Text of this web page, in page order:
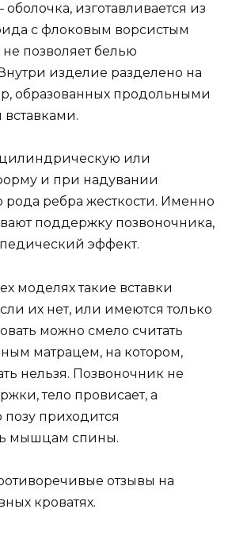
изготавливается из
с флоковым ворсистым
позволяет белью
изделие разделено на
образованных продольными
или
и при надувании
рода ребра жесткости. Именно
поддержку позвоночника,
эффект.
моделях такие вставки
их нет, или имеются только
можно смело считать
матрацем, на котором,
нельзя. Позвоночник не
тело провисает, а
позу приходится
мышцам спины.
отзывы на
кроватях.